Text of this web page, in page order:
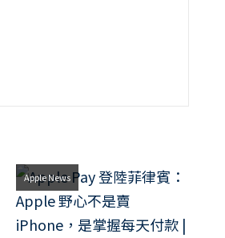
Apple News